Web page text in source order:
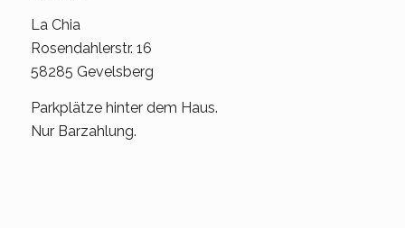
La Chia
Rosendahlerstr. 16
58285 Gevelsberg
Parkplätze hinter dem Haus.
Nur Barzahlung.